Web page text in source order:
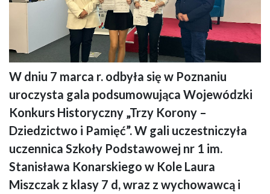
Na zdjęciu widać cztery osoby w pomieszczeniu. Trzy kobiety z lewej i
mężczyznę z prawej strony. Dwie kobiety trzymają w dłoniach dyplomy i
torebki papierowe. W tle znajdują się drzwi, czerwony podest z niebieskim
fotelem, na ścianie wisi ekran.
W dniu 7 marca r. odbyła się w Poznaniu
uroczysta gala podsumowująca Wojewódzki
Konkurs Historyczny „Trzy Korony –
Dziedzictwo i Pamięć”. W gali uczestniczyła
uczennica Szkoły Podstawowej nr 1 im.
Stanisława Konarskiego w Kole Laura
Miszczak z klasy 7 d, wraz z wychowawcą i